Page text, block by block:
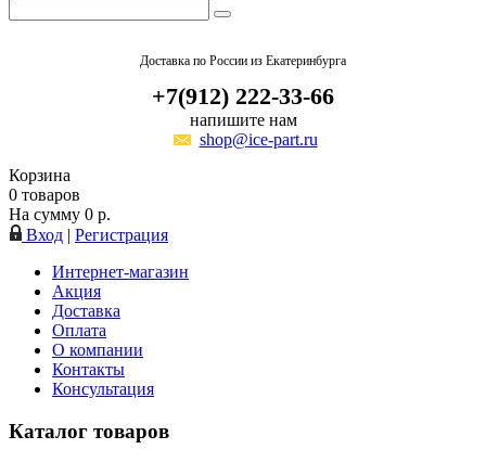
Доставка по России из Екатеринбурга
+7(912) 222-33-66
напишите нам
shop@ice-part.ru
Корзина
0 товаров
На сумму 0 р.
Вход | Регистрация
Интернет-магазин
Акция
Доставка
Оплата
О компании
Контакты
Консультация
Каталог товаров